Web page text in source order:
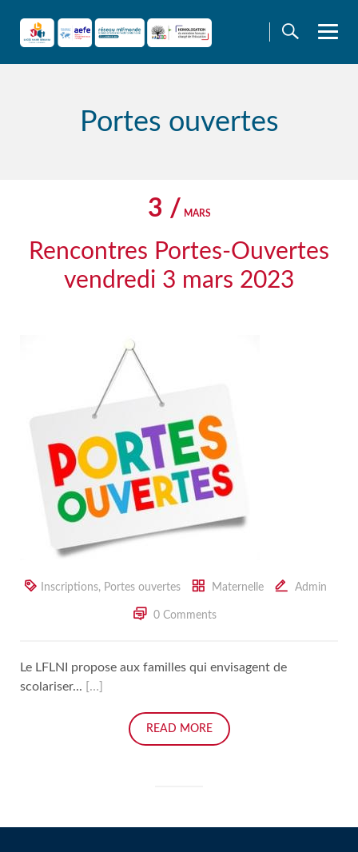
content
Portes ouvertes
3 / MARS
Rencontres Portes-Ouvertes
vendredi 3 mars 2023
Inscriptions, Portes ouvertes Maternelle Admin
0 Comments
Le LFLNI propose aux familles qui envisagent de
scolariser...
[…]
READ MORE